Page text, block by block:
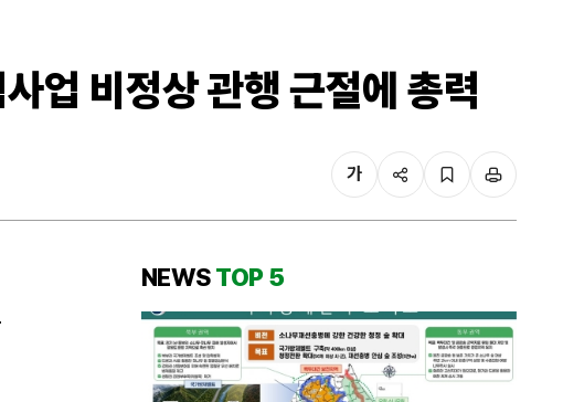
업 비정상 관행 근절에 총력
가
NEWSTOP 5